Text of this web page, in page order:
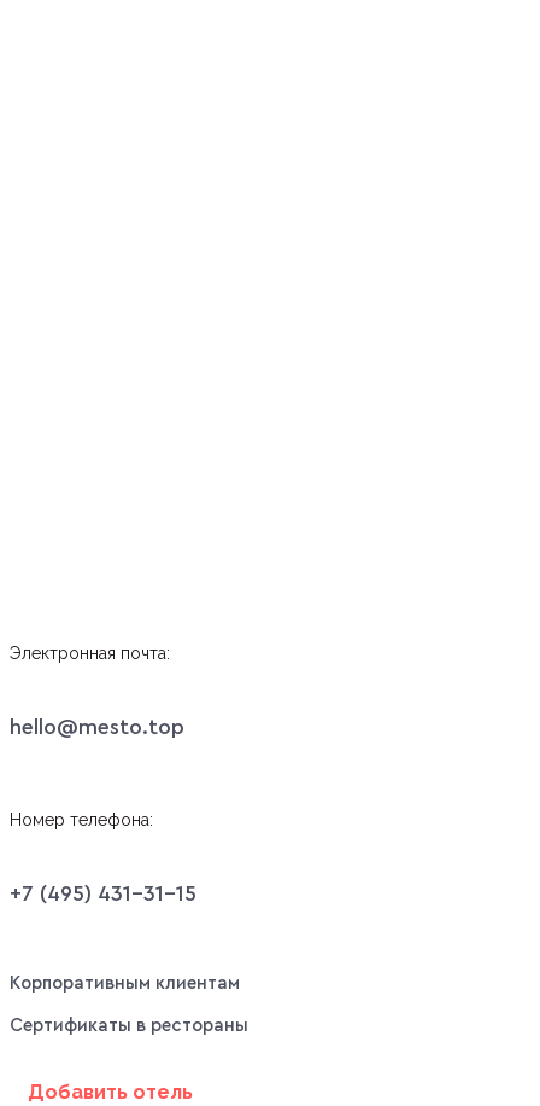
Электронная почта:
hello@mesto.top
Номер телефона:
+7 (495) 431-31-15
Корпоративным клиентам
Сертификаты в рестораны
Добавить отель